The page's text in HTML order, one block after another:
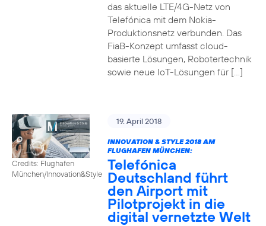
das aktuelle LTE/4G-Netz von
Telefónica mit dem Nokia-
Produktionsnetz verbunden. Das
FiaB-Konzept umfasst cloud-
basierte Lösungen, Robotertechnik
sowie neue IoT-Lösungen für […]
Credits: Flughafen
München/Innovation&Style
19. April 2018
INNOVATION & STYLE 2018 AM
FLUGHAFEN MÜNCHEN:
Telefónica
Deutschland führt
den Airport mit
Pilotprojekt in die
digital vernetzte Welt